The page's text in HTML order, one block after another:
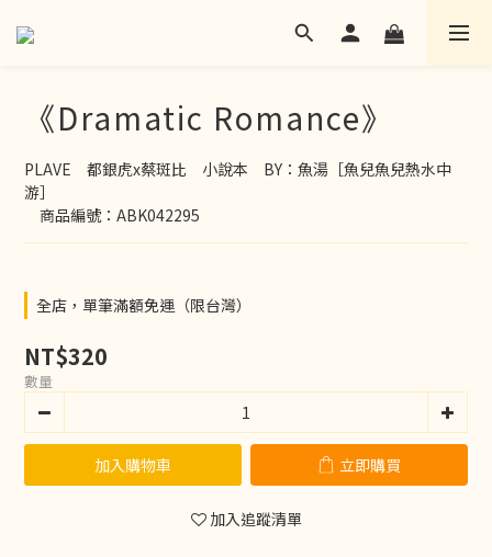
《Dramatic Romance》
PLAVE　都銀虎x蔡斑比　小說本　BY：魚湯［魚兒魚兒熱水中
游］
商品編號：ABK042295
全店，單筆滿額免運（限台灣）
NT$320
數量
加入購物車 立即購買
加入追蹤清單